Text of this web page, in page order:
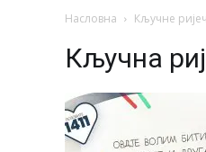
Насловна Кључне
Кључна